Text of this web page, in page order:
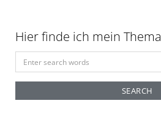
Hier finde ich mein Thema
e
r